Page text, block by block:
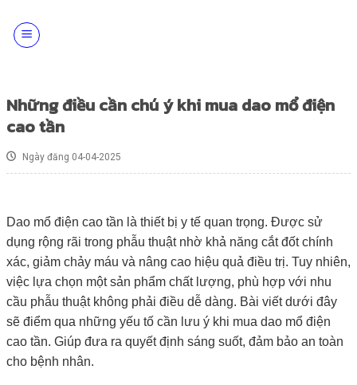
content
Những điều cần chú ý khi mua dao mổ điện
cao tần
Ngày đăng 04-04-2025
Dao mổ điện cao tần là thiết bị y tế quan trọng. Được sử
dụng rộng rãi trong phẫu thuật nhờ khả năng cắt đốt chính
xác, giảm chảy máu và nâng cao hiệu quả điều trị. Tuy nhiên,
việc lựa chọn một sản phẩm chất lượng, phù hợp với nhu
cầu phẫu thuật không phải điều dễ dàng. Bài viết dưới đây
sẽ điểm qua những yếu tố cần lưu ý khi mua dao mổ điện
cao tần. Giúp đưa ra quyết định sáng suốt, đảm bảo an toàn
cho bệnh nhân.